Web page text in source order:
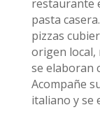
restaurante
pasta
pizzas
origen local,
se elaboran
Acompañe
italiano y se